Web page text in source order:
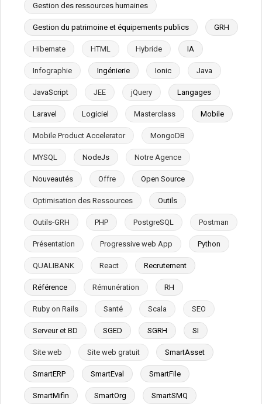
Gestion des ressources humaines
Gestion du patrimoine et équipements publics GRH
Hibernate HTML Hybride IA
Infographie Ingénierie Ionic Java
JavaScript JEE jQuery Langages
Laravel Logiciel Masterclass Mobile
Mobile Product Accelerator MongoDB
MYSQL NodeJs Notre Agence
Nouveautés Offre Open Source
Optimisation des Ressources Outils
Outils-GRH PHP PostgreSQL Postman
Présentation Progressive web App Python
QUALIBANK React Recrutement
Référence Rémunération RH
Ruby on Rails Santé Scala SEO
Serveur et BD SGED SGRH SI
Site web Site web gratuit SmartAsset
SmartERP SmartEval SmartFile
SmartMifin SmartOrg SmartSMQ